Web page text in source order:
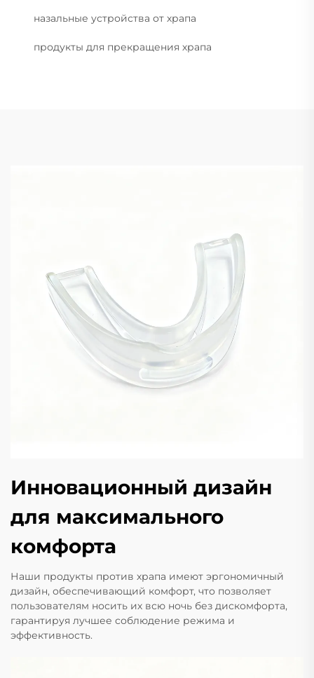
назальные устройства от храпа
продукты для прекращения храпа
Инновационный дизайн
для максимального
комфорта
Наши продукты против храпа имеют эргономичный
дизайн, обеспечивающий комфорт, что позволяет
пользователям носить их всю ночь без дискомфорта,
гарантируя лучшее соблюдение режима и
эффективность.